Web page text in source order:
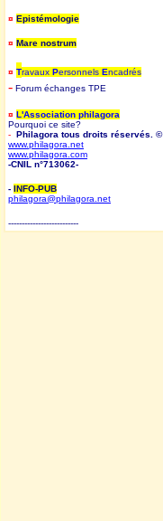
¤ Epistémologie
¤ Mare nostrum
¤ Travaux Personnels Encadrés
- Forum échanges TPE
¤ L'Association philagora
Pourquoi ce site?
- Philagora tous droits réservés. ©
www.philagora.net
www.philagora.com
-CNIL n°713062-
- INFO-PUB
philagora@philagora.net
--------------------------